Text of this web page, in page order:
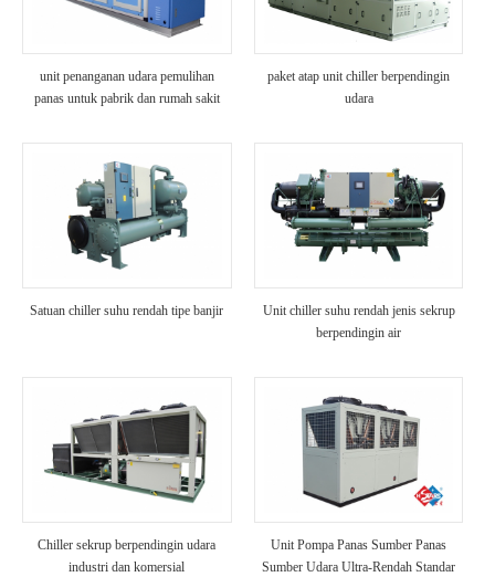
unit penanganan udara pemulihan
panas untuk pabrik dan rumah sakit
paket atap unit chiller berpendingin
udara
Satuan chiller suhu rendah tipe banjir
Unit chiller suhu rendah jenis sekrup
berpendingin air
Chiller sekrup berpendingin udara
industri dan komersial
Unit Pompa Panas Sumber Panas
Sumber Udara Ultra-Rendah Standar